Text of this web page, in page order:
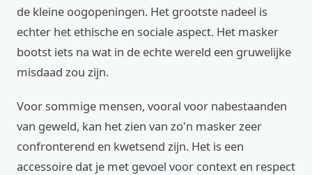
de kleine oogopeningen. Het grootste nadeel is
echter het ethische en sociale aspect. Het masker
bootst iets na wat in de echte wereld een gruwelijke
misdaad zou zijn.
Voor sommige mensen, vooral voor nabestaanden
van geweld, kan het zien van zo'n masker zeer
confronterend en kwetsend zijn. Het is een
accessoire dat je met gevoel voor context en respect